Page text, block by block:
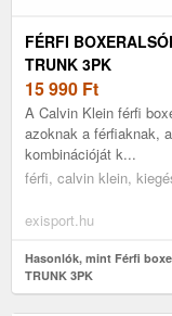
FÉRFI
TRUNK 3PK
15 990 Ft
A Calvin Klein férfi
azoknak a férfiaknak,
kombinációját k...
férfi, calvin klein,
exisport.hu
Hasonlók, mint Férfi
TRUNK 3PK